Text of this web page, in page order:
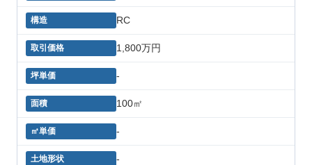
RC
1,800万円
-
100㎡
-
-